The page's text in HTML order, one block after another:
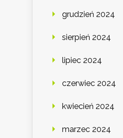
grudzień 2024
sierpień 2024
lipiec 2024
czerwiec 2024
kwiecień 2024
marzec 2024